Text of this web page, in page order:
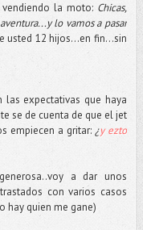
la moto: Chicas,
lo vamos a pasar
usted 12 hijos…en fin…sin
expectativas que haya
se de cuenta de que el jet
empiecen a gritar:¿y ezto
a dar unos
con varios casos
hay quien me gane)